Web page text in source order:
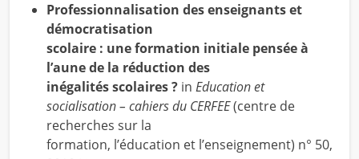
Professionnalisation des enseignants et
démocratisation
scolaire : une formation initiale pensée à
l’aune de la réduction des
inégalités scolaires ?in Education et
socialisation – cahiers du CERFEE(centre de
recherches sur la
formation, l’éducation et l’enseignement) n° 50,